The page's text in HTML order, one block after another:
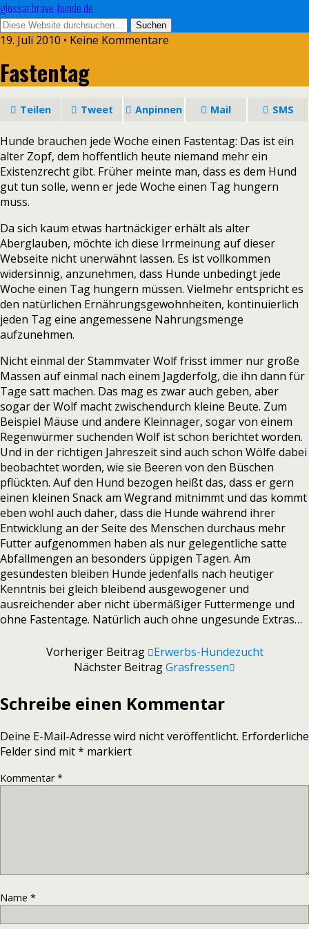
glossar.brave-hunde.de
19. Juli 2010 • Keine Kommentare
Fastentag
Teilen Tweet Anpinnen Mail SMS
Hunde brauchen jede Woche einen Fastentag: Das ist ein
alter Zopf, dem hoffentlich heute niemand mehr ein
Existenzrecht gibt. Früher meinte man, dass es dem Hund
gut tun solle, wenn er jede Woche einen Tag hungern
muss.
Da sich kaum etwas hartnäckiger erhält als alter
Aberglauben, möchte ich diese Irrmeinung auf dieser
Webseite nicht unerwähnt lassen. Es ist vollkommen
widersinnig, anzunehmen, dass Hunde unbedingt jede
Woche einen Tag hungern müssen. Vielmehr entspricht es
den natürlichen Ernährungsgewohnheiten, kontinuierlich
jeden Tag eine angemessene Nahrungsmenge
aufzunehmen.
Nicht einmal der Stammvater Wolf frisst immer nur große
Massen auf einmal nach einem Jagderfolg, die ihn dann für
Tage satt machen. Das mag es zwar auch geben, aber
sogar der Wolf macht zwischendurch kleine Beute. Zum
Beispiel Mäuse und andere Kleinnager, sogar von einem
Regenwürmer suchenden Wolf ist schon berichtet worden.
Und in der richtigen Jahreszeit sind auch schon Wölfe dabei
beobachtet worden, wie sie Beeren von den Büschen
pflückten. Auf den Hund bezogen heißt das, dass er gern
einen kleinen Snack am Wegrand mitnimmt und das kommt
eben wohl auch daher, dass die Hunde während ihrer
Entwicklung an der Seite des Menschen durchaus mehr
Futter aufgenommen haben als nur gelegentliche satte
Abfallmengen an besonders üppigen Tagen. Am
gesündesten bleiben Hunde jedenfalls nach heutiger
Kenntnis bei gleich bleibend ausgewogener und
ausreichender aber nicht übermäßiger Futtermenge und
ohne Fastentage. Natürlich auch ohne ungesunde Extras…
Vorheriger Beitrag
Erwerbs-Hundezucht
Nächster BeitragGrasfressen
Schreibe einen Kommentar
Deine E-Mail-Adresse wird nicht veröffentlicht. Erforderliche
Felder sind mit* markiert
Kommentar*
Name *